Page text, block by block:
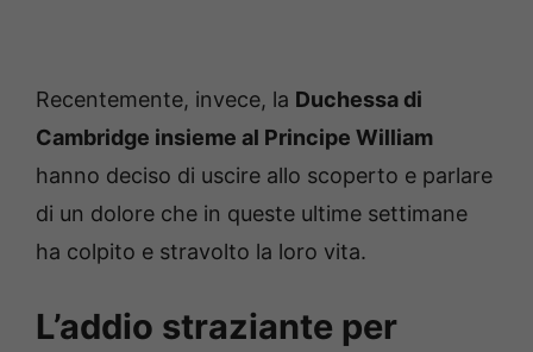
Recentemente, invece, la Duchessa di
Cambridge insieme al Principe William
hanno deciso di uscire allo scoperto e parlare
di un dolore che in queste ultime settimane
ha colpito e stravolto la loro vita.
L’addio straziante per